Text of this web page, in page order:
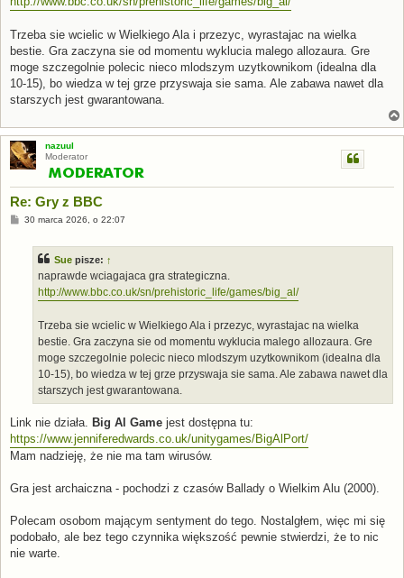
Trzeba sie wcielic w Wielkiego Ala i przezyc, wyrastajac na wielka
bestie. Gra zaczyna sie od momentu wyklucia malego allozaura. Gre
moge szczegolnie polecic nieco mlodszym uzytkownikom (idealna dla
10-15), bo wiedza w tej grze przyswaja sie sama. Ale zabawa nawet dla
starszych jest gwarantowana.
nazuul
Moderator
Re: Gry z BBC
P30 marca 2026, o 22:07
Sue pisze: ↑
naprawde wciagajaca gra strategiczna.
http://www.bbc.co.uk/sn/prehistoric_life/games/big_al/
Trzeba sie wcielic w Wielkiego Ala i przezyc, wyrastajac na wielka
bestie. Gra zaczyna sie od momentu wyklucia malego allozaura. Gre
moge szczegolnie polecic nieco mlodszym uzytkownikom (idealna dla
10-15), bo wiedza w tej grze przyswaja sie sama. Ale zabawa nawet dla
starszych jest gwarantowana.
Link nie działa. Big Al Game jest dostępna tu:
https://www.jenniferedwards.co.uk/unitygames/BigAlPort/
Mam nadzieję, że nie ma tam wirusów.
Gra jest archaiczna - pochodzi z czasów Ballady o Wielkim Alu (2000).
Polecam osobom mającym sentyment do tego. Nostalgłem, więc mi się
podobało, ale bez tego czynnika większość pewnie stwierdzi, że to nic
nie warte.